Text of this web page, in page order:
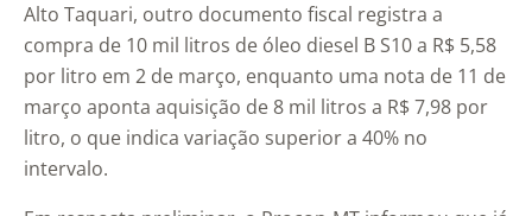
Alto Taquari, outro documento fiscal registra a
compra de 10 mil litros de óleo diesel B S10 a R$ 5,58
por litro em 2 de março, enquanto uma nota de 11 de
março aponta aquisição de 8 mil litros a R$ 7,98 por
litro, o que indica variação superior a 40% no
intervalo.